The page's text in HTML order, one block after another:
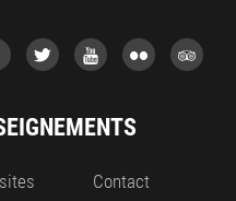
Contact